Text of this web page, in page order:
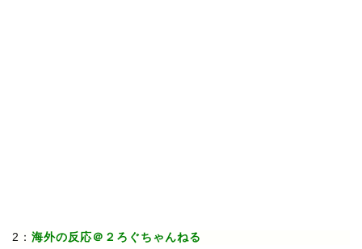
2： 海外の反応＠２ろぐちゃんねる